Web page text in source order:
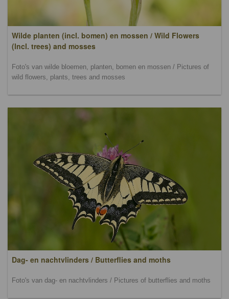
Wilde planten (incl. bomen) en mossen / Wild Flowers
(lncl. trees) and mosses
Foto's van wilde bloemen, planten, bomen en mossen / Pictures of
wild flowers, plants, trees and mosses
Dag- en nachtvlinders / Butterflies and moths
Foto's van dag- en nachtvlinders / Pictures of butterflies and moths